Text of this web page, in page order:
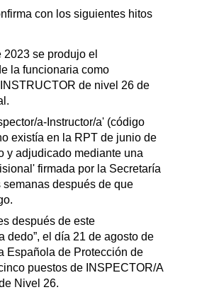
con los siguientes hitos
se produjo el
la funcionaria como
de nivel 26 de
a-Instructor/a' (código
existía en la RPT de junio de
y adjudicado mediante una
firmada por la Secretaría
después de que
después de este
dedo”, el día 21 de agosto de
Española de Protección de
puestos de INSPECTOR/A
Nivel 26.